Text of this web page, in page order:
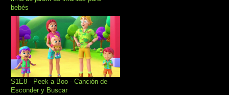
bebés
S1E8 - Peek a Boo - Canción de
Esconder y Buscar